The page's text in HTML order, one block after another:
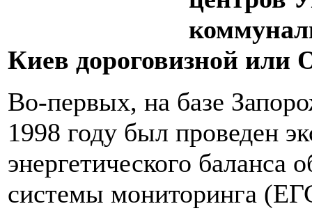
Киев дороговизной или
Во-первых, на базе
1998 году был проведен
энергетического баланса
системы мониторинга